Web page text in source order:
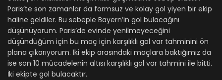
Paris’te son zamanlar da formsuz ve kolay gol yiyen bir ekip
haline geldiler. Bu sebeple Bayern’in gol bulacağını
düşünüyorum. Paris’de evinde yenilmeyeceğini
düşündüğüm için bu maç için karşılıklı gol var tahminini ön
plana çıkarıyorum. İki ekip arasındaki maçlara baktığımız da
ise son 10 mücadelenin altısı karşılıklı gol var tahmini ile bitti.
İki ekipte gol bulacaktır.